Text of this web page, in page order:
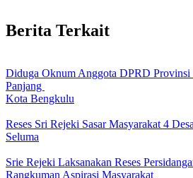
Berita Terkait
Diduga Oknum Anggota DPRD Provinsi
Panjang
Kota Bengkulu
Reses Sri Rejeki Sasar Masyarakat 4
Seluma
Srie Rejeki Laksanakan Reses
Rangkuman Aspirasi Masyarakat